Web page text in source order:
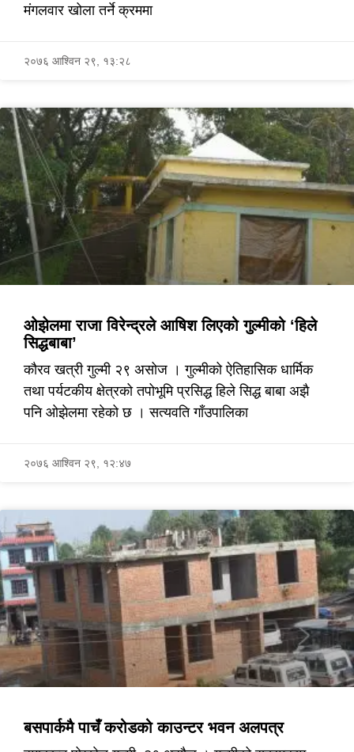
मंगलवार खोला तर्ने क्रममा
२०७६ आश्विन २९, १३:२८
ओझेलमा राजा विरेन्द्रले आषिश लिएको गुल्मीको ‘हिले
सिद्धबाबा’
कौरव खत्री गुल्मी २९ असोज । गुल्मीको ऐतिहासिक धार्मिक
तथा पर्यटकीय क्षेत्रको तपोभूमि प्रसिद्ध हिले सिद्ध बाबा अझै
पनि ओझेलमा रहेको छ । सत्यवति गाँउपालिका
२०७६ आश्विन २९, १२:४७
बसपार्कमै पाचँ करोडको काउन्टर भवन अलपत्र